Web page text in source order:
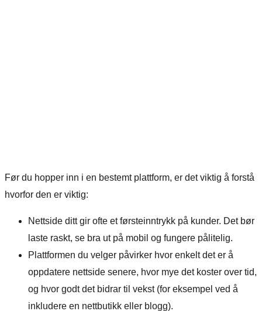
Før du hopper inn i en bestemt plattform, er det viktig å forstå
hvorfor den er viktig:
Nettside ditt gir ofte et førsteinntrykk på kunder. Det bør
laste raskt, se bra ut på mobil og fungere pålitelig.
Plattformen du velger påvirker hvor enkelt det er å
oppdatere nettside senere, hvor mye det koster over tid,
og hvor godt det bidrar til vekst (for eksempel ved å
inkludere en nettbutikk eller blogg).